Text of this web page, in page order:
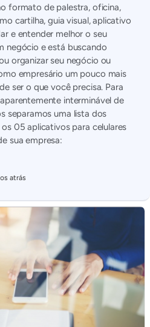
formato de palestra, oficina,
cartilha, guia visual, aplicativo
e entender melhor o seu
negócio e está buscando
organizar seu negócio ou
empresário um pouco mais
ser o que você precisa. Para
interminável de
separamos uma lista dos
05 aplicativos para celulares
sua empresa:
atrás